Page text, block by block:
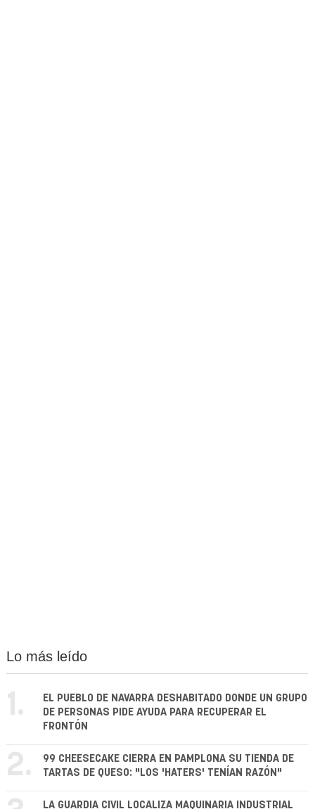
Lo más leído
1.
EL PUEBLO DE NAVARRA DESHABITADO DONDE UN GRUPO
DE PERSONAS PIDE AYUDA PARA RECUPERAR EL
FRONTÓN
2.
99 CHEESECAKE CIERRA EN PAMPLONA SU TIENDA DE
TARTAS DE QUESO: "LOS 'HATERS' TENÍAN RAZÓN"
LA GUARDIA CIVIL LOCALIZA MAQUINARIA INDUSTRIAL